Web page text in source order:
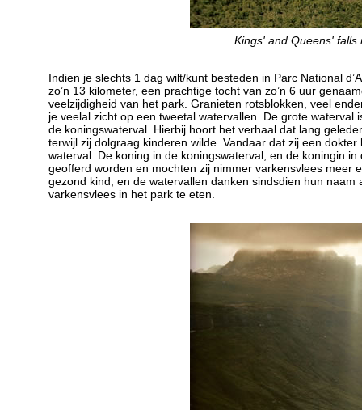
Kings' and Queens' falls
Indien je slechts 1 dag wilt/kunt besteden in Parc National
zo’n 13 kilometer, een prachtige tocht van zo’n 6 uur
veelzijdigheid van het park. Granieten rotsblokken, veel
je veelal zicht op een tweetal watervallen. De grote
de koningswaterval. Hierbij hoort het verhaal dat lang
terwijl zij dolgraag kinderen wilde. Vandaar dat zij een
waterval. De koning in de koningswaterval, en de koningin
geofferd worden en mochten zij nimmer varkensvlees meer
gezond kind, en de watervallen danken sindsdien hun
varkensvlees in het park te eten.